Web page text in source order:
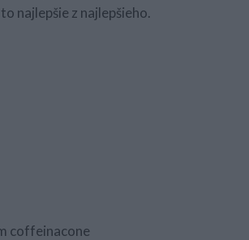
najlepšie z najlepšieho.
coffeinacone